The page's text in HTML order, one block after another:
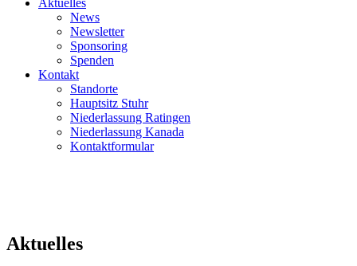
Aktuelles
News
Newsletter
Sponsoring
Spenden
Kontakt
Standorte
Hauptsitz Stuhr
Niederlassung Ratingen
Niederlassung Kanada
Kontaktformular
Aktuelles